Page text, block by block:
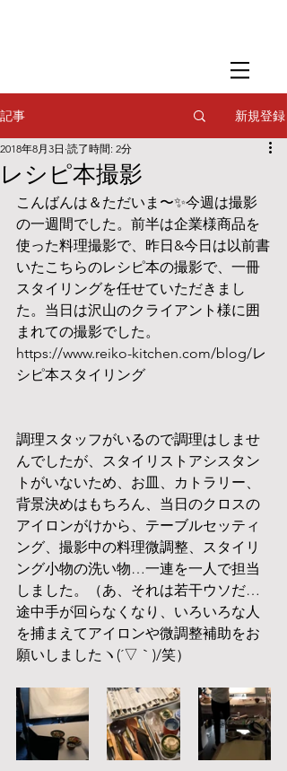
フードスタイリング
記事 新規登録
レシピ本撮影
2018年8月3日 読了時間: 2分
こんばんは＆ただいま〜✨今週は撮影
の一週間でした。前半は企業様商品を
使った料理撮影で、昨日&今日は以前書
いたこちらのレシピ本の撮影で、一冊
スタイリングを任せていただきまし
た。当日は沢山のクライアント様に囲
まれての撮影でした。
https://www.reiko-kitchen.com/blog/レ
シピ本スタイリング
調理スタッフがいるので調理はしませ
んでしたが、スタイリストアシスタン
トがいないため、お皿、カトラリー、
背景決めはもちろん、当日のクロスの
アイロンがけから、テーブルセッティ
ング、撮影中の料理微調整、スタイリ
ング小物の洗い物…一連を一人で担当
しました。（あ、それは若干ウソだ…
途中手が回らなくなり、いろいろな人
を捕まえてアイロンや微調整補助をお
願いしましたヽ(´▽｀)/笑）